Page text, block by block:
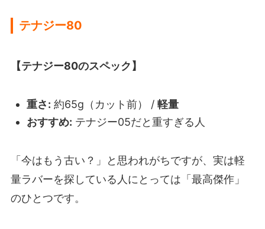
テナジー80
【テナジー80のスペック】
重さ: 約65g（カット前） / 軽量
おすすめ: テナジー05だと重すぎる人
「今はもう古い？」と思われがちですが、実は軽
量ラバーを探している人にとっては「最高傑作」
のひとつです。